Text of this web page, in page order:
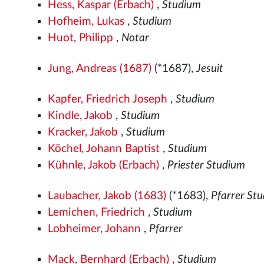
Hess, Kaspar (Erbach) ,Studium
Hofheim, Lukas ,Studium
Huot, Philipp , Notar
Jung, Andreas (1687) (*1687),Jesuit
Kapfer, Friedrich Joseph ,Studium
Kindle, Jakob ,Studium
Kracker, Jakob ,Studium
Köchel, Johann Baptist ,Studium
Kühnle, Jakob (Erbach) , Priester Studium
Laubacher, Jakob (1683) (*1683), Pfarrer
Lemichen, Friedrich ,Studium
Lobheimer, Johann , Pfarrer
Mack, Bernhard (Erbach) ,Studium